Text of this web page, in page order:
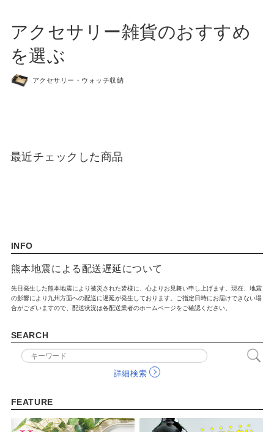
カタログギフト
バス用品
ベビー / キッズ用品
ファッション雑貨
寝具
文具
アクセサリー雑貨のおすすめ
を選ぶ
アクセサリー・ウォッチ収納
最近チェックした商品
INFO
熊本地震による配送遅延について
先日発生した熊本地震により被災された皆様に、心よりお見舞い申し上げます。現在、地震
の影響により九州方面への配送に遅延が発生しております。ご指定日時にお届けできない場
合がございますので、配送状況は各配送業者のホームページをご確認ください。
SEARCH
詳細検索
FEATURE